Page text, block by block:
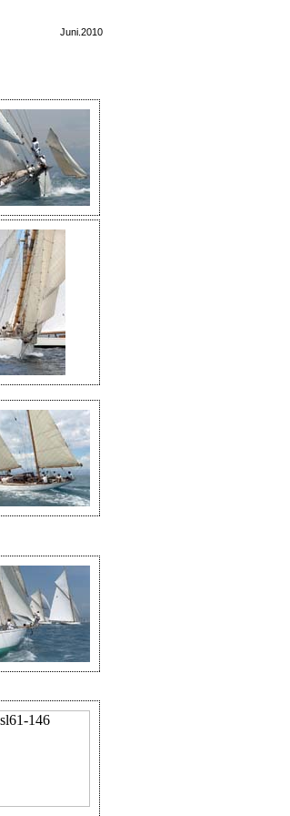
Juni.2010